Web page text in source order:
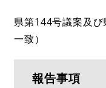
県第144号議案及
一致）
報告事項